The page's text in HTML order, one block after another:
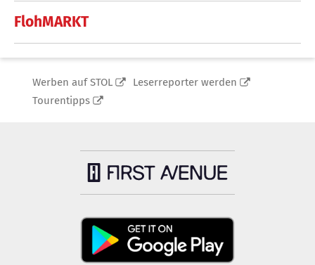
FlohMARKT
Werben auf STOL
Leserreporter werden
Tourentipps